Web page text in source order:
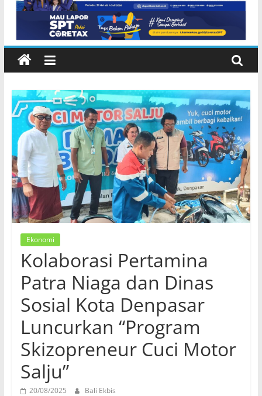
Ekonomi
Kolaborasi Pertamina
Patra Niaga dan Dinas
Sosial Kota Denpasar
Luncurkan “Program
Skizopreneur Cuci Motor
Salju”
20/08/2025 Bali Ekbis